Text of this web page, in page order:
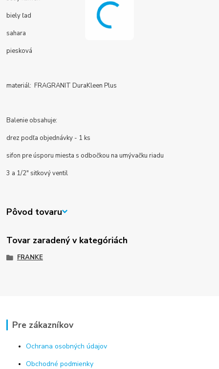
biely ľad
sahara
piesková
materiál: FRAGRANIT DuraKleen Plus
Balenie obsahuje:
drez podľa objednávky - 1 ks
sifon pre úsporu miesta s odbočkou na umývačku riadu
3 a 1/2" sitkový ventil
Pôvod tovaru
Tovar zaradený v kategóriách
FRANKE
Pre zákazníkov
Ochrana osobných údajov
Obchodné podmienky